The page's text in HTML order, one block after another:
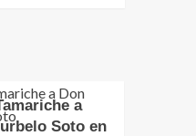
a
Soto en